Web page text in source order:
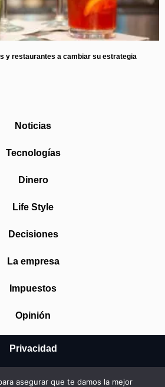
y restaurantes a cambiar su estrategia
Noticias
Tecnologías
Dinero
Life Style
Decisiones
La empresa
Impuestos
Opinión
Privacidad
asegurar que te damos la mejor